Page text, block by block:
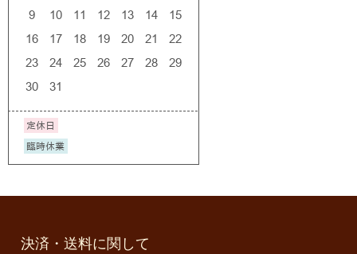
決済・送料に関して